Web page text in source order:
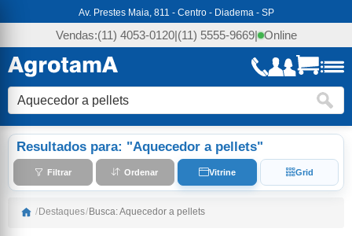
Av. Prestes Maia, 811 - Centro - Diadema - SP
Vendas:(11) 4053-0120|(11) 5555-9669| Online
Resultados para: "Aquecedor a pellets"
Filtrar Ordenar Vitrine Grid
/ Destaques/ Busca: Aquecedor a pellets